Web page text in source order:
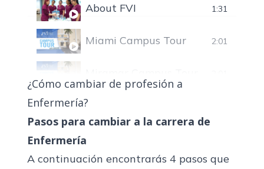
About FVI 1:31
Miami Campus Tour 2:01
¿Cómo cambiar de profesión a
Enfermería?
Pasos para cambiar a la carrera de
Enfermería
A continuación encontrarás 4 pasos que